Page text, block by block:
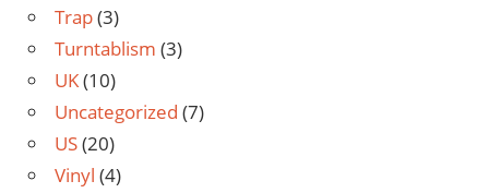
Trap(3)
Turntablism (3)
UK(10)
Uncategorized (7)
US(20)
Vinyl (4)